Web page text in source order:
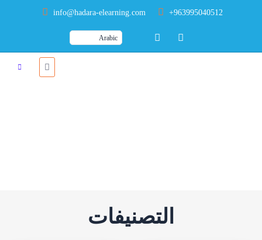
+963995040512
info@hadara-elearning.com
التصنيفات